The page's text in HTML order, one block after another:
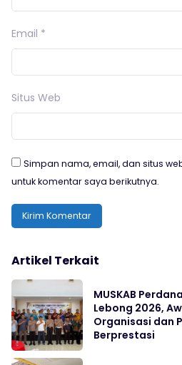
Email *
Situs Web
Simpan nama, email, dan situs
untuk komentar saya berikutnya.
Artikel Terkait
MUSKAB
Lebong 2026,
Organisasi dan
Berprestasi